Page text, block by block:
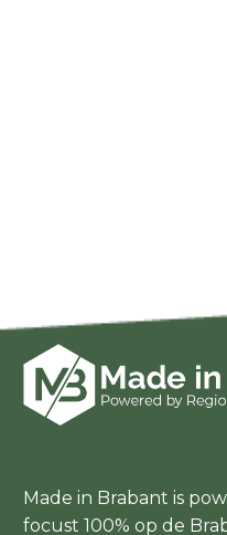
Made in Brabant is
focust 100% op de